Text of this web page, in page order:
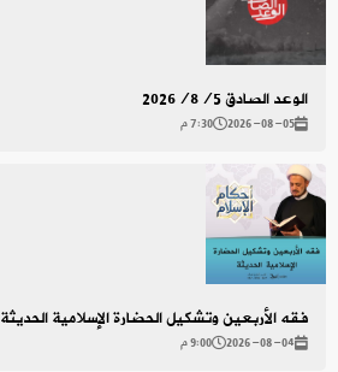
الوعد الصادق 2026/8/5
2026-08-05 7:30 م
فقه الأربعين وتشكيل الحضارة الإسلامية الحديثة 2026/8/4
2026-08-04 9:00 م